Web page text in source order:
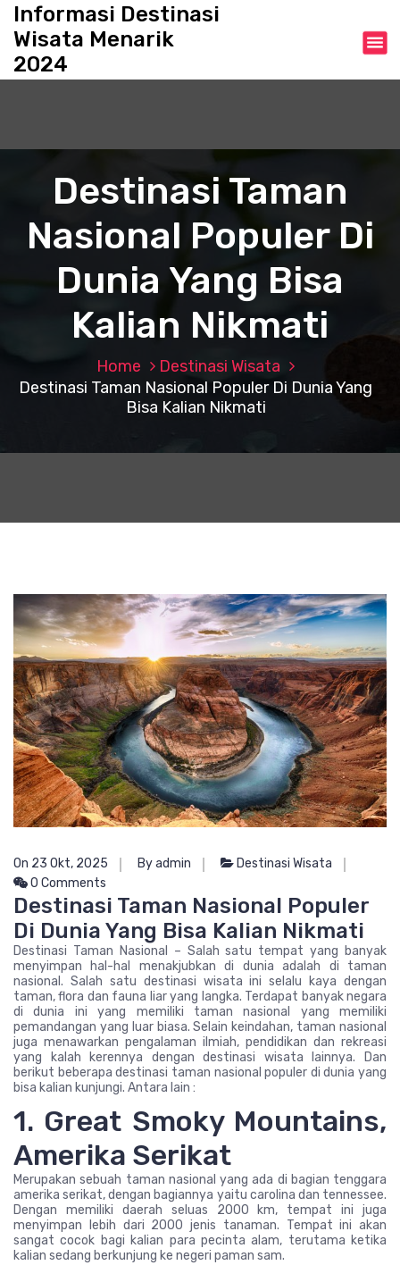
o
Informasi Destinasi
Wisata Menarik
2024
Destinasi Taman
Nasional Populer Di
Dunia Yang Bisa
Kalian Nikmati
Home
Destinasi Wisata
Destinasi Taman Nasional Populer Di Dunia Yang
Bisa Kalian Nikmati
On 23 Okt, 2025 By admin
Destinasi Wisata
0 Comments
Destinasi Taman Nasional Populer
Di Dunia Yang Bisa Kalian Nikmati
Destinasi Taman Nasional – Salah satu tempat yang banyak
menyimpan hal-hal menakjubkan di dunia adalah di taman
nasional. Salah satu destinasi wisata ini selalu kaya dengan
taman, flora dan fauna liar yang langka. Terdapat banyak negara
di dunia ini yang memiliki taman nasional yang memiliki
pemandangan yang luar biasa. Selain keindahan, taman nasional
juga menawarkan pengalaman ilmiah, pendidikan dan rekreasi
yang kalah kerennya dengan destinasi wisata lainnya. Dan
berikut beberapa destinasi taman nasional populer di dunia yang
bisa kalian kunjungi. Antara lain :
1. Great Smoky Mountains,
Amerika Serikat
Merupakan sebuah taman nasional yang ada di bagian tenggara
amerika serikat, dengan bagiannya yaitu carolina dan tennessee.
Dengan memiliki daerah seluas 2000 km, tempat ini juga
menyimpan lebih dari 2000 jenis tanaman. Tempat ini akan
sangat cocok bagi kalian para pecinta alam, terutama ketika
kalian sedang berkunjung ke negeri paman sam.